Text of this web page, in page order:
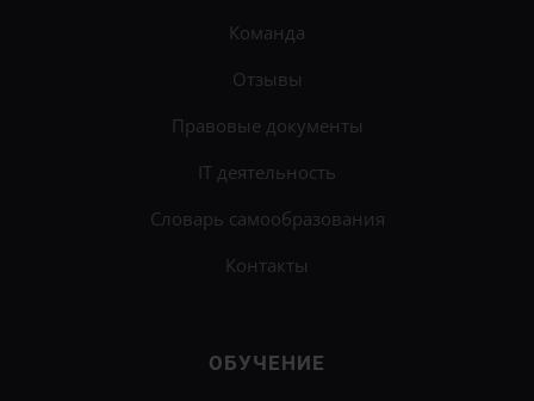
Команда
Отзывы
Правовые документы
IT деятельность
Словарь самообразования
Контакты
ОБУЧЕНИЕ